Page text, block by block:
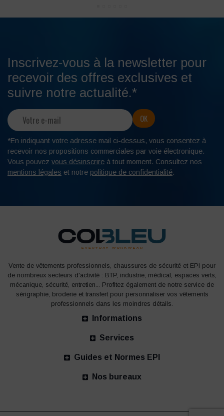
Inscrivez-vous à la newsletter pour
recevoir des offres exclusives et
suivre notre actualité.*
*En indiquant votre adresse mail ci-dessus, vous consentez à
recevoir nos propositions commerciales par voie électronique.
Vous pouvez vous désinscrire à tout moment. Consultez nos
mentions légales et notre politique de confidentialité.
Vente de vêtements professionnels, chaussures de sécurité et EPI pour
de nombreux secteurs d'activité : BTP, industrie, médical, espaces verts,
mécanique, sécurité, entretien... Profitez également de notre service de
sérigraphie, broderie et transfert pour personnaliser vos vêtements
professionnels dans les moindres détails.
Informations
Services
Guides et Normes EPI
Nos bureaux